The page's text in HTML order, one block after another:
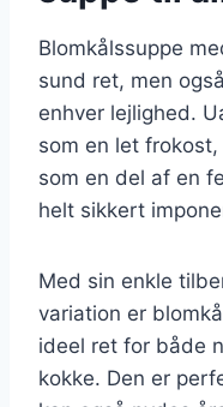
Blomkålssuppe
sund ret, men
enhver lejlighed.
som en let
som en del af en
helt sikkert
Med sin enkle
variation er
ideel ret for både
kokke. Den er